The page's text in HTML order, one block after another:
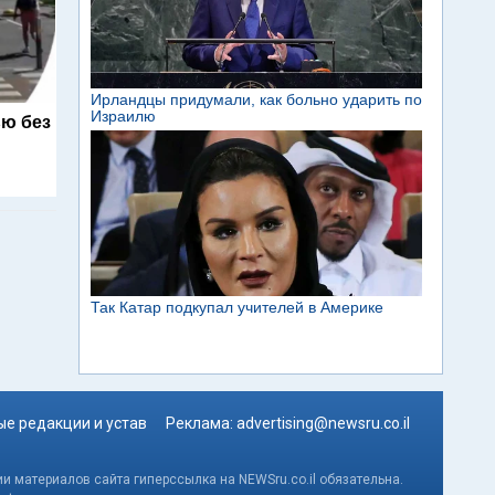
без
редакции и устав Реклама: advertising@newsru.co.il
сайта гиперссылка на NEWSru.co.il обязательна.